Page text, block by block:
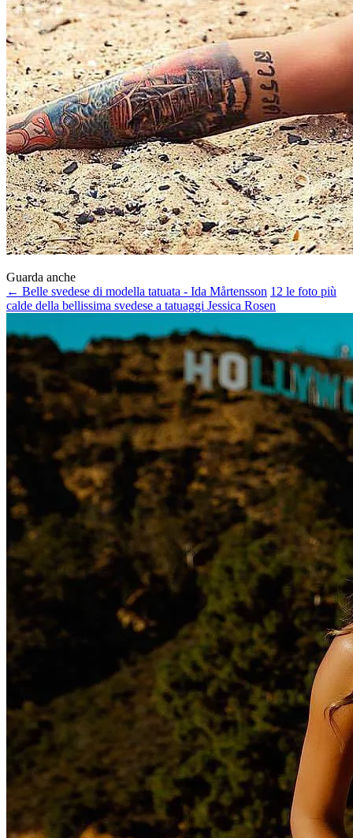
Guarda anche
← Belle svedese di modella tatuata - Ida Mårtensson 12 le foto più
calde della bellissima svedese a tatuaggi Jessica Rosen